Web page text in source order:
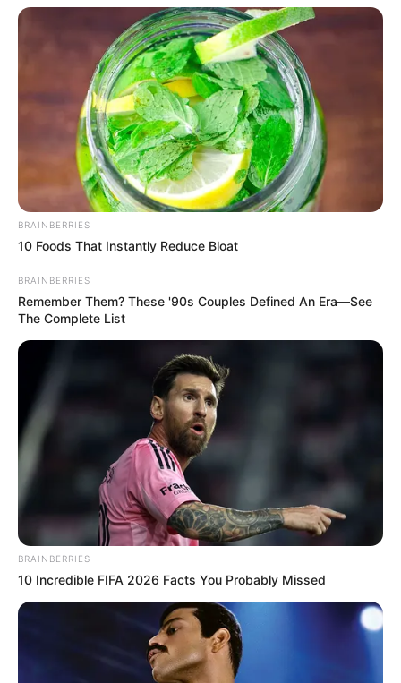
BRAINBERRIES
10 Foods That Instantly Reduce Bloat
BRAINBERRIES
Remember Them? These '90s Couples Defined An Era—See
The Complete List
BRAINBERRIES
10 Incredible FIFA 2026 Facts You Probably Missed